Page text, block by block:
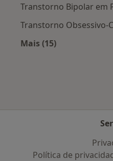
Transtorno Bipolar em
Transtorno Obsessivo-
Mais (15)
Política de